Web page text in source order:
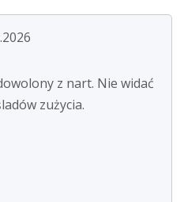
z nart. Nie widać
zużycia.